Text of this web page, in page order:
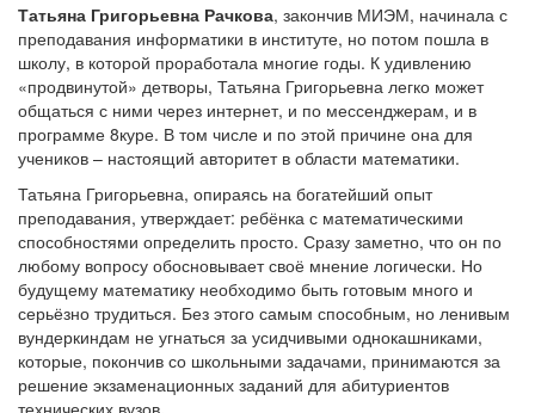
Татьяна Григорьевна Рачкова, закончив МИЭМ, начинала с
преподавания информатики в институте, но потом пошла в
школу, в которой проработала многие годы. К удивлению
«продвинутой» детворы, Татьяна Григорьевна легко может
общаться с ними через интернет, и по мессенджерам, и в
программе 8куре. В том числе и по этой причине она для
учеников – настоящий авторитет в области математики.
Татьяна Григорьевна, опираясь на богатейший опыт
преподавания, утверждает: ребёнка с математическими
способностями определить просто. Сразу заметно, что он по
любому вопросу обосновывает своё мнение логически. Но
будущему математику необходимо быть готовым много и
серьёзно трудиться. Без этого самым способным, но ленивым
вундеркиндам не угнаться за усидчивыми однокашниками,
которые, покончив со школьными задачами, принимаются за
решение экзаменационных заданий для абитуриентов
технических вузов.